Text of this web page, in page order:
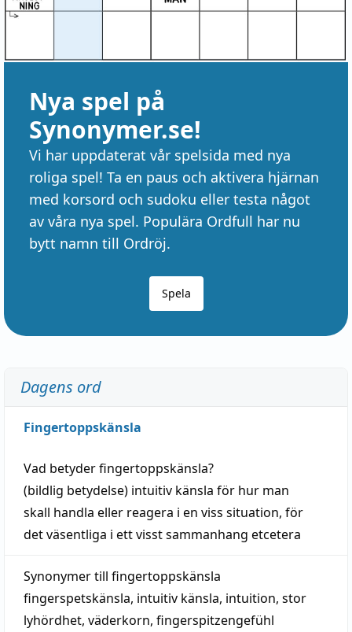
Nya spel på
Synonymer.se!
Vi har uppdaterat vår spelsida med nya
roliga spel! Ta en paus och aktivera hjärnan
med korsord och sudoku eller testa något
av våra nya spel. Populära Ordfull har nu
bytt namn till Ordröj.
Spela
Dagens ord
Fingertoppskänsla
Vad betyderfingertoppskänsla?
(bildlig betydelse) intuitiv känsla för hur man
skall handla eller reagera i en viss situation, för
det väsentliga i ett visstsammanhang etcetera
Synonymer till fingertoppskänsla
fingerspetskänsla, intuitiv känsla, intuition, stor
lyhördhet, väderkorn, fingerspitzengefühl